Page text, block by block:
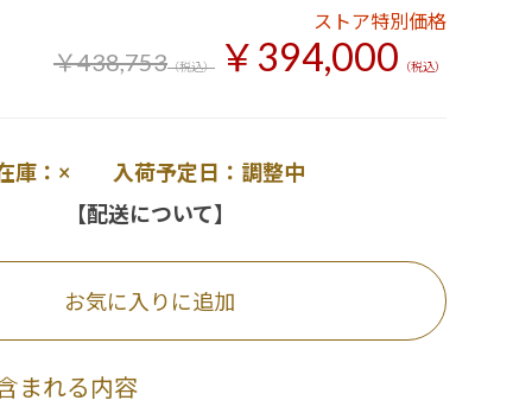
ストア特別価格
￥438,753（税込） ￥394,000 （税込）
庫：× 入荷予定日：調整中
【配送について】
まれる内容
お気に入りに追加